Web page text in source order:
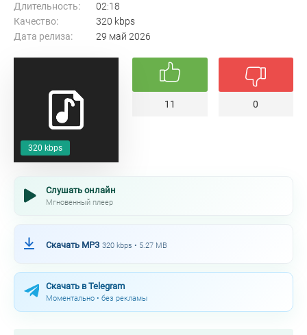
320 kbps
Длительность:
02:18
Качество:
320 kbps
Дата релиза:
29 май 2026
11 0
Слушать онлайн
Мгновенный плеер
Скачать MP3 320 kbps • 5.27 MB
Скачать в Telegram
Моментально • без рекламы